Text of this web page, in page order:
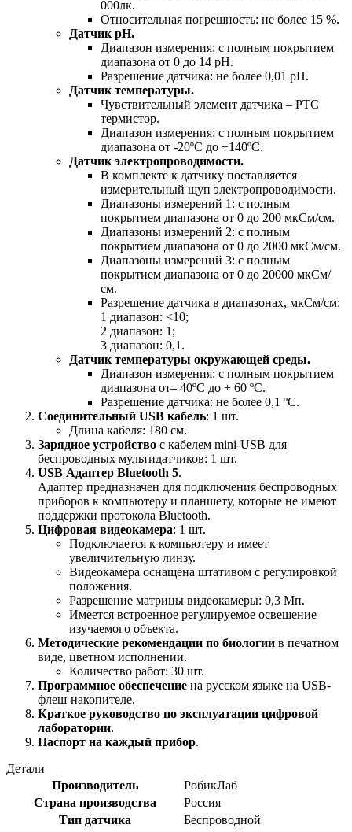
000лк.
Относительная погрешность: не более 15 %.
Датчик pH.
Диапазон измерения: с полным покрытием
диапазона от 0 до 14 pH.
Разрешение датчика: не более 0,01 pH.
Датчик температуры.
Чувствительный элемент датчика – РТС
термистор.
Диапазон измерения: с полным покрытием
диапазона от -20ºС до +140ºС.
Датчик электропроводимости.
В комплекте к датчику поставляется
измерительный щуп электропроводимости.
Диапазоны измерений 1: с полным
покрытием диапазона от 0 до 200 мкСм/см.
Диапазоны измерений 2: с полным
покрытием диапазона от 0 до 2000 мкСм/см.
Диапазоны измерений 3: с полным
покрытием диапазона от 0 до 20000 мкСм/
см.
Разрешение датчика в диапазонах, мкСм/см:
1 диапазон: <10;
2 диапазон: 1;
3 диапазон: 0,1.
Датчик температуры окружающей среды.
Диапазон измерения: с полным покрытием
диапазона от– 40ºС до + 60 ºС.
Разрешение датчика: не более 0,1 ºС.
Соединительный USB кабель: 1 шт.
Длина кабеля: 180 см.
Зарядное устройство с кабелем mini-USB для
беспроводных мультидатчиков: 1 шт.
USB Адаптер Bluetooth 5.
Адаптер предназначен для подключения беспроводных
приборов к компьютеру и планшету, которые не имеют
поддержки протокола Bluetooth.
Цифровая видеокамера: 1 шт.
Подключается к компьютеру и имеет
увеличительную линзу.
Видеокамера оснащена штативом с регулировкой
положения.
Разрешение матрицы видеокамеры: 0,3 Мп.
Имеется встроенное регулируемое освещение
изучаемого объекта.
Методические рекомендации по биологии в печатном
виде, цветном исполнении.
Количество работ: 30 шт.
Программное обеспечение на русском языке на USB-
флеш-накопителе.
Краткое руководство по эксплуатации цифровой
лаборатории.
Паспорт на каждый прибор.
Детали
Производитель
РобикЛаб
Страна производства
Россия
Тип датчика
Беспроводной